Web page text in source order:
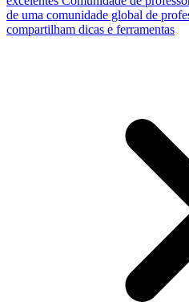
de uma comunidade global de
compartilham dicas e ferramentas